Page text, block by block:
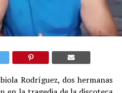
Rodríguez, dos hermanas